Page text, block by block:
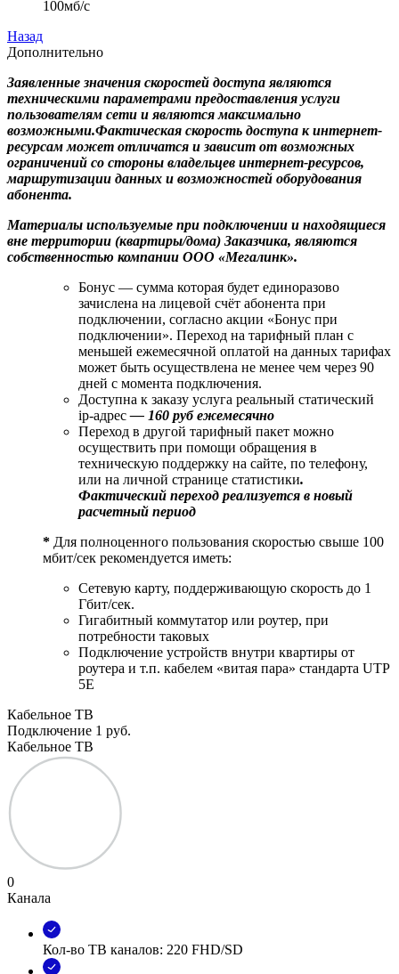
100мб/с
Назад
Дополнительно
Заявленные значения скоростей доступа являются
техническими параметрами предоставления услуги
пользователям сети и являются максимально
возможными.Фактическая скорость доступа к интернет-
ресурсам может отличатся и зависит от возможных
ограничений со стороны владельцев интернет-ресурсов,
маршрутизации данных и возможностей оборудования
абонента.
Материалы используемые при подключении и находящиеся
вне территории (квартиры/дома) Заказчика, являются
собственностью компании ООО «Мегалинк».
Бонус — сумма которая будет единоразово
зачислена на лицевой счёт абонента при
подключении, согласно акции «Бонус при
подключении». Переход на тарифный план с
меньшей ежемесячной оплатой на данных тарифах
может быть осуществлена не менее чем через 90
дней с момента подключения.
Доступна к заказу услуга реальный статический
ip-адрес— 160 руб ежемесячно
Переход в другой тарифный пакет можно
осуществить при помощи обращения в
техническую поддержку на сайте, по телефону,
или на личной странице статистики.
Фактический переход реализуется в новый
расчетный период
* Для полноценного пользования скоростью свыше 100
мбит/сек рекомендуется иметь:
Сетевую карту, поддерживающую скорость до 1
Гбит/сек.
Гигабитный коммутатор или роутер, при
потребности таковых
Подключение устройств внутри квартиры от
роутера и т.п. кабелем «витая пара» стандарта UTP
5E
Кабельное ТВ
Подключение 1 руб.
Кабельное ТВ
0
Канала
Кол-во ТВ каналов: 220 FHD/SD